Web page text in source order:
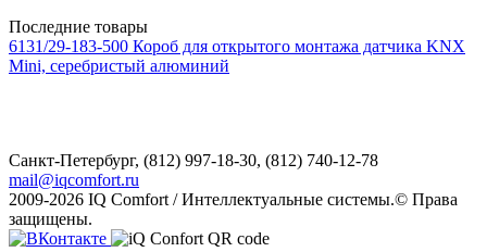
Последние товары
6131/29-183-500 Короб для открытого монтажа датчика KNX
Mini, серебристый алюминий
Санкт-Петербург, (812) 997-18-30, (812) 740-12-78
mail@iqcomfort.ru
2009-2026 IQ Comfort / Интеллектуальные системы.© Права
защищены.